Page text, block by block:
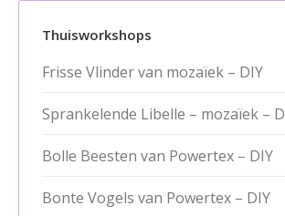
Thuisworkshops
Frisse Vlinder van mozaïek – DIY
Sprankelende Libelle – mozaïek –
Bolle Beesten van Powertex – DIY
Bonte Vogels van Powertex – DIY